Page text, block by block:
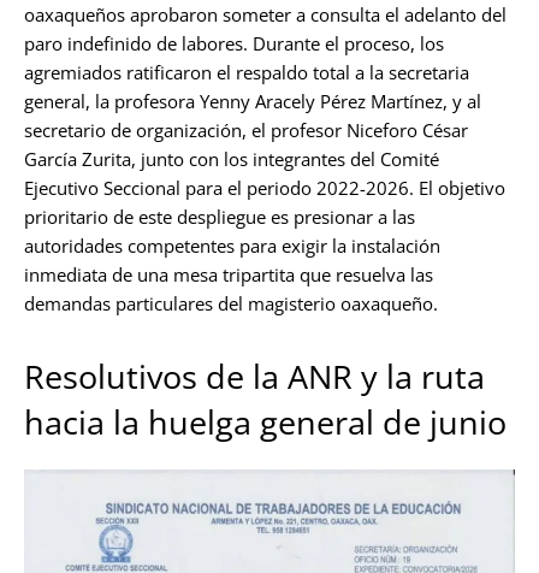
oaxaqueños aprobaron someter a consulta el adelanto del
paro indefinido de labores. Durante el proceso, los
agremiados ratificaron el respaldo total a la secretaria
general, la profesora Yenny Aracely Pérez Martínez, y al
secretario de organización, el profesor Niceforo César
García Zurita, junto con los integrantes del Comité
Ejecutivo Seccional para el periodo 2022-2026. El objetivo
prioritario de este despliegue es presionar a las
autoridades competentes para exigir la instalación
inmediata de una mesa tripartita que resuelva las
demandas particulares del magisterio oaxaqueño.
Resolutivos de la ANR y la ruta
hacia la huelga general de junio